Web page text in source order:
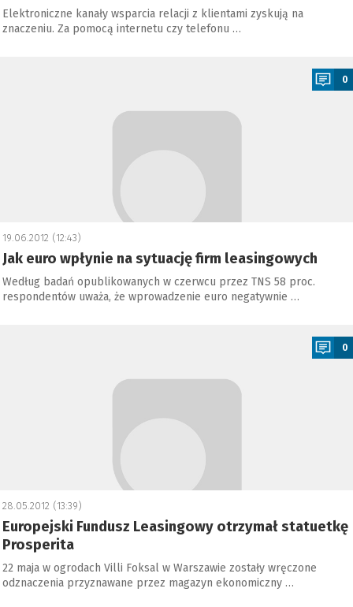
Elektroniczne kanały wsparcia relacji z klientami zyskują na
znaczeniu. Za pomocą internetu czy telefonu …
0
19.06.2012 (12:43)
Jak euro wpłynie na sytuację firm leasingowych
Według badań opublikowanych w czerwcu przez TNS 58 proc.
respondentów uważa, że wprowadzenie euro negatywnie …
0
28.05.2012 (13:39)
Europejski Fundusz Leasingowy otrzymał statuetkę
Prosperita
22 maja w ogrodach Villi Foksal w Warszawie zostały wręczone
odznaczenia przyznawane przez magazyn ekonomiczny …